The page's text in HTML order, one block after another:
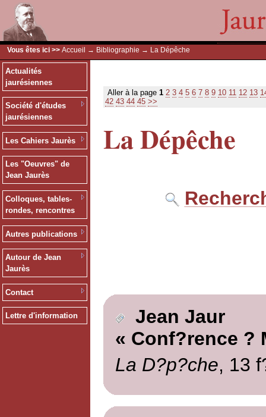
Vous êtes ici >> Accueil → Bibliographie → La Dépêche
Actualités
jaurésiennes
Société d'études
jaurésiennes
Les Cahiers Jaurès
Les "Oeuvres" de
Jean Jaurès
Colloques, tables-
rondes, rencontres
Autres publications
Autour de Jean
Jaurès
Contact
Lettre d'information
Aller à la page 1 2 3 4 5 6 7 8 9 10 11 12 13
42 43 44 45 >>
La Dépêche
Jean Jaur
« Conf?rence ?
La D?p?che, 13